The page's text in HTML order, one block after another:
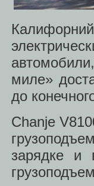
миле»
до
Chanje
зарядке и